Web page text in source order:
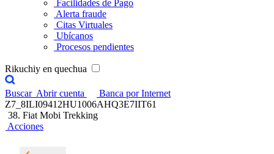
Facilidades de Pago
Alerta fraude
Citas Virtuales
Ubícanos
Procesos pendientes
Rikuchiy en quechua
Buscar Abrir cuenta
Banca por Internet
Z7_8ILI09412HU1006AHQ3E7IIT61
38. Fiat Mobi Trekking
Acciones